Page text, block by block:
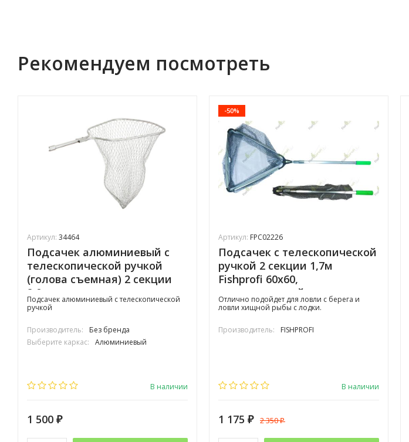
Рекомендуем посмотреть
Артикул: 34464
Подсачек алюминиевый с
телескопической ручкой
(голова съемная) 2 секции
2,0м
Подсачек алюминиевый с телескопической
ручкой
Производитель:
Без бренда
Выберите каркас:
Алюминиевый
В наличии
1 500 ₽
-50%
Артикул: FPC02226
Подсачек с телескопической
ручкой 2 секции 1,7м
Fishprofi 60х60,
прорезиненный
Отлично подойдет для ловли с берега и
ловли хищной рыбы с лодки.
Производитель: FISHPROFI
В наличии
1 175 ₽ 2 350₽